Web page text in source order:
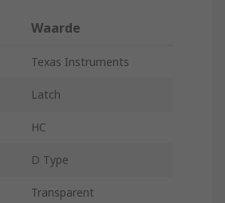
Waarde
Texas Instruments
Latch
HC
D Type
Transparent